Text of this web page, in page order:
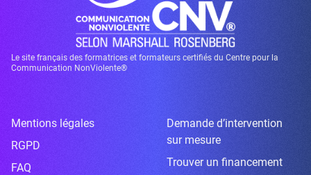
Le site français des formatrices et formateurs certifiés du Centre pour la
Communication NonViolente®
Mentions légales
RGPD
FAQ
Demande d’intervention
sur mesure
Trouver un financement